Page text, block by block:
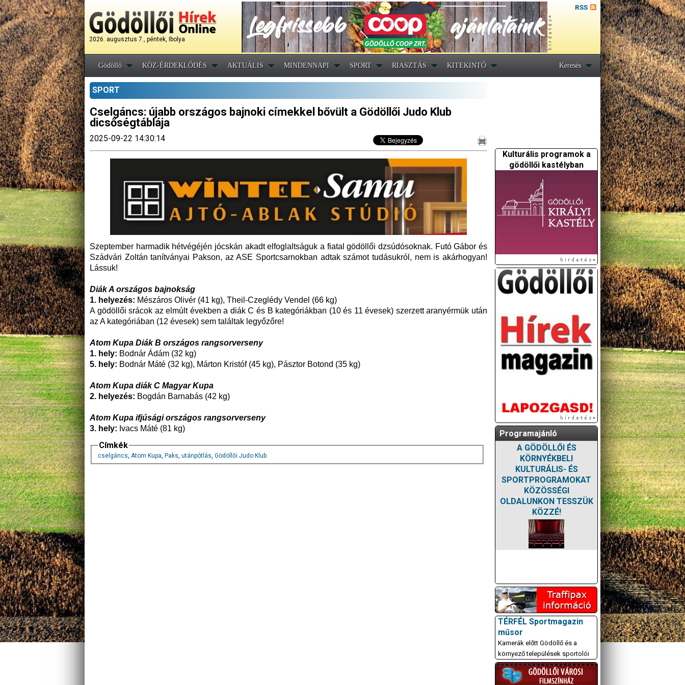
2026. augusztus 7., péntek, Ibolya
RSS
Gödöllő KÖZ-ÉRDEKLŐDÉS AKTUÁLIS MINDENNAPI SPORT RIASZTÁS KITEKINTŐ Keresés
SPORT
Cselgáncs: újabb országos bajnoki címekkel bővült a Gödöllői Judo Klub
dicsőségtáblája
2025-09-22 14:30:14
Szeptember harmadik hétvégéjén jócskán akadt elfoglaltságuk a fiatal gödöllői dzsúdósoknak. Futó Gábor és
Szádvári Zoltán tanítványai Pakson, az ASE Sportcsarnokban adtak számot tudásukról, nem is akárhogyan!
Lássuk!
Diák A országos bajnokság
1. helyezés: Mészáros Olivér (41 kg), Theil-Czeglédy Vendel (66 kg)
A gödöllői srácok az elmúlt években a diák C és B kategóriákban (10 és 11 évesek) szerzett aranyérmük után
az A kategóriában (12 évesek) sem találtak legyőzőre!
Atom Kupa Diák B országos rangsorverseny
1. hely: Bodnár Ádám (32 kg)
5. hely: Bodnár Máté (32 kg), Márton Kristóf (45 kg), Pásztor Botond (35 kg)
Atom Kupa diák C Magyar Kupa
2. helyezés: Bogdán Barnabás (42 kg)
Atom Kupa ifjúsági országos rangsorverseny
3. hely: Ivacs Máté (81 kg)
Címkék
cselgáncs, Atom Kupa, Paks, utánpótlás, Gödöllői Judo Klub
Kulturális programok a
gödöllői kastélyban
Programajánló
A GÖDÖLLŐI ÉS
KÖRNYÉKBELI
KULTURÁLIS- ÉS
SPORTPROGRAMOKAT
KÖZÖSSÉGI
OLDALUNKON TESSZÜK
KÖZZÉ!
TÉRFÉL Sportmagazin
műsor
Kamerák előtt Gödöllő és a
környező települések sportolói